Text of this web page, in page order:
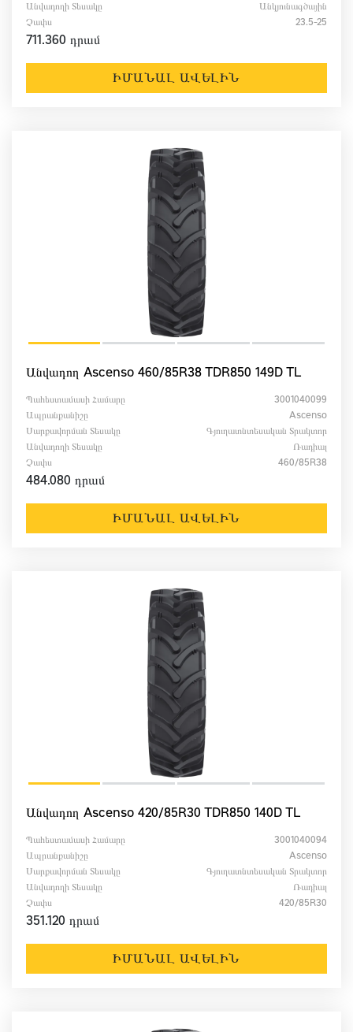
Անվադողի Տեսակը
Անկյունագծային
Չափս
23.5-25
711.360 դրամ
ԻՄԱՆԱԼ ԱՎԵԼԻՆ
Անվադող Ascenso 460/85R38 TDR850 149D TL
Պահեստամասի Համարը
3001040099
Ապրանքանիշը
Ascenso
Սարքավորման Տեսակը
Գյուղատնտեսական Տրակտոր
Անվադողի Տեսակը
Ռադիալ
Չափս
460/85R38
484.080 դրամ
ԻՄԱՆԱԼ ԱՎԵԼԻՆ
Անվադող Ascenso 420/85R30 TDR850 140D TL
Պահեստամասի Համարը
3001040094
Ապրանքանիշը
Ascenso
Սարքավորման Տեսակը
Գյուղատնտեսական Տրակտոր
Անվադողի Տեսակը
Ռադիալ
Չափս
420/85R30
351.120 դրամ
ԻՄԱՆԱԼ ԱՎԵԼԻՆ